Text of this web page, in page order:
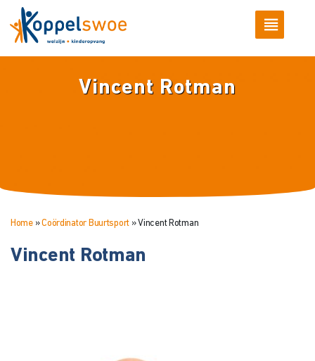
Vincent Rotman
Home»Coördinator Buurtsport »Vincent Rotman
Vincent Rotman